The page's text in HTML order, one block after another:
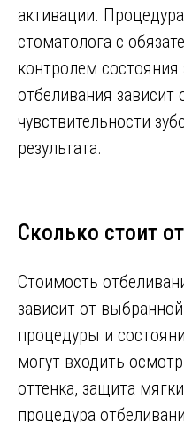
активации.
стоматолога с
контролем
отбеливания зависит
чувствительности
результата.
Сколько стоит
Стоимость
зависит от
процедуры и
могут входить
оттенка, защита
процедура